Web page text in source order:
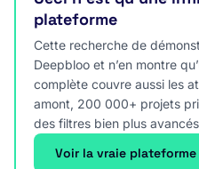
plateforme
Cette recherche de
Deepbloo et n’en montre
complète couvre aussi les
amont, 200 000+ projets
des filtres bien plus
Voir la vraie